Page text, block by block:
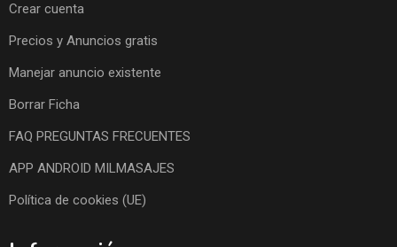
Crear cuenta
Precios y Anuncios gratis
Manejar anuncio existente
Borrar Ficha
FAQ PREGUNTAS FRECUENTES
APP ANDROID MILMASAJES
Política de cookies (UE)